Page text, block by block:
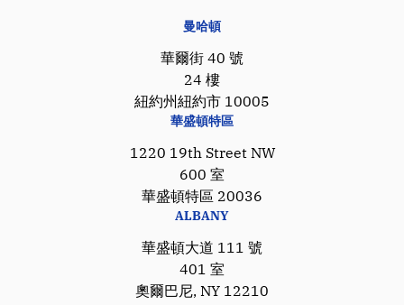
曼哈頓
華爾街 40 號
24 樓
紐約州紐約市 10005
華盛頓特區
1220 19th Street NW
600 室
華盛頓特區 20036
ALBANY
華盛頓大道 111 號
401 室
奧爾巴尼, NY 12210